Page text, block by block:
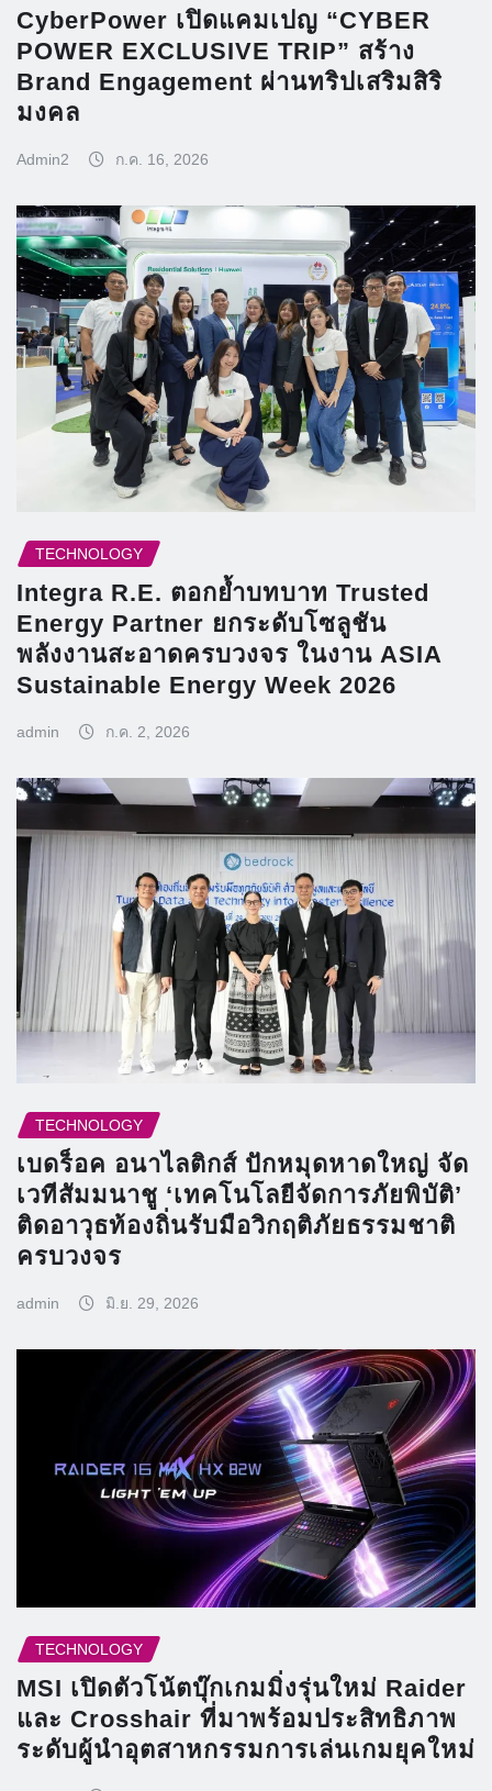
CyberPower เปิดแคมเปญ “CYBER
POWER EXCLUSIVE TRIP” สร้าง
Brand Engagement ผ่านทริปเสริมสิริ
มงคล
Admin2 ก.ค. 16, 2026
TECHNOLOGY
Integra R.E. ตอกย้ำบทบาท Trusted
Energy Partner ยกระดับโซลูชัน
พลังงานสะอาดครบวงจร ในงาน ASIA
Sustainable Energy Week 2026
admin ก.ค. 2, 2026
TECHNOLOGY
เบดร็อค อนาไลติกส์ ปักหมุดหาดใหญ่ จัด
เวทีสัมมนาชู ‘เทคโนโลยีจัดการภัยพิบัติ’
ติดอาวุธท้องถิ่นรับมือวิกฤติภัยธรรมชาติ
ครบวงจร
admin มิ.ย. 29, 2026
TECHNOLOGY
MSI เปิดตัวโน้ตบุ๊กเกมมิ่งรุ่นใหม่ Raider
และ Crosshair ที่มาพร้อมประสิทธิภาพ
ระดับผู้นำอุตสาหกรรมการเล่นเกมยุคใหม่